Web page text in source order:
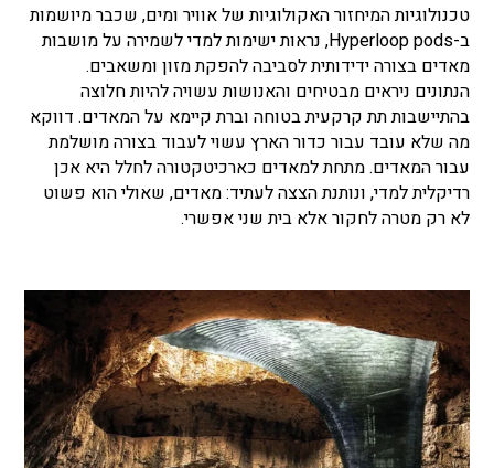
טכנולוגיות המיחזור האקולוגיות של אוויר ומים, שכבר מיושמות
ב-Hyperloop pods, נראות ישימות למדי לשמירה על מושבות
מאדים בצורה ידידותית לסביבה להפקת מזון ומשאבים.
הנתונים ניראים מבטיחים והאנושות עשויה להיות חלוצה
בהתיישבות תת קרקעית בטוחה וברת קיימא על המאדים. דווקא
מה שלא עובד עבור כדור הארץ עשוי לעבוד בצורה מושלמת
עבור המאדים. מתחת למאדים כארכיטקטורה לחלל היא אכן
רדיקלית למדי, ונותנת הצצה לעתיד: מאדים, שאולי הוא פשוט
לא רק מטרה לחקור אלא בית שני אפשרי.